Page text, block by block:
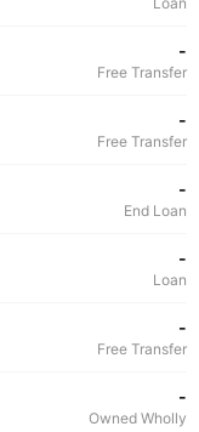
-
Free Transfer
-
Free Transfer
-
End Loan
-
Loan
-
Free Transfer
-
Owned Wholly